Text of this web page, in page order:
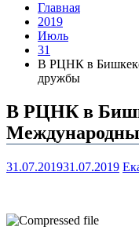
Главная
2019
Июль
31
В РЦНК в
дружбы
В РЦНК в
31.07.201931.07.2019